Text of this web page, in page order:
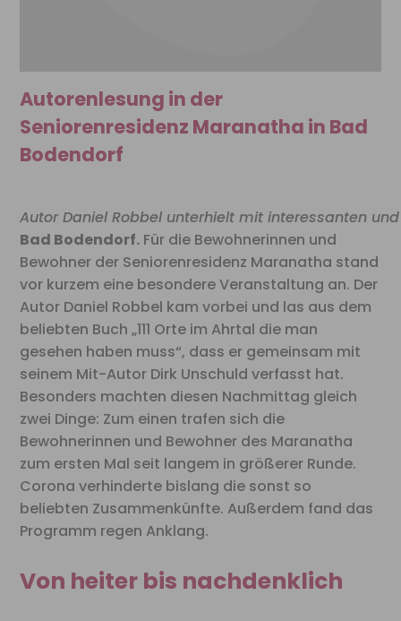
Autorenlesung in der
Seniorenresidenz Maranatha in Bad
Bodendorf
Autor Daniel Robbel unterhielt mit interessanten
Bad Bodendorf. Für die Bewohnerinnen und
Bewohner der Seniorenresidenz Maranatha stand
vor kurzem eine besondere Veranstaltung an. Der
Autor Daniel Robbel kam vorbei und las aus dem
beliebten Buch „111 Orte im Ahrtal die man
gesehen haben muss“, dass er gemeinsam mit
seinem Mit-Autor Dirk Unschuld verfasst hat.
Besonders machten diesen Nachmittag gleich
zwei Dinge: Zum einen trafen sich die
Bewohnerinnen und Bewohner des Maranatha
zum ersten Mal seit langem in größerer Runde.
Corona verhinderte bislang die sonst so
beliebten Zusammenkünfte. Außerdem fand das
Programm regen Anklang.
Von heiter bis nachdenklich